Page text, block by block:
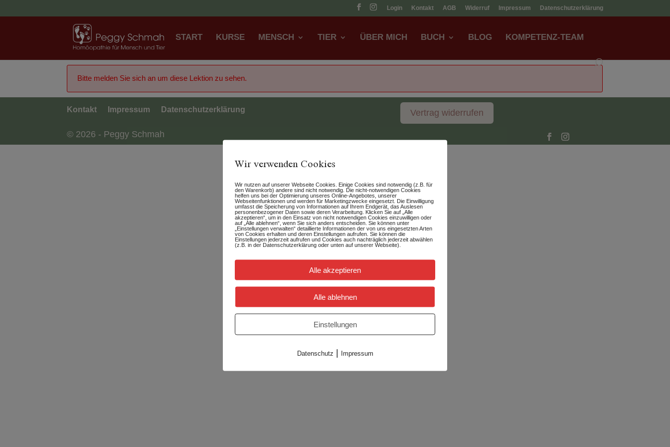
Login Kontakt AGB Widerruf Impressum Datenschutzerklärung
START KURSE MENSCH TIER ÜBER MICH BUCH BLOG KOMPETENZ-TEAM
Bitte melden Sie sich an um diese Lektion zu sehen.
Kontakt Impressum Datenschutzerklärung Vertrag widerrufen
© 2026 - Peggy Schmah
Wir verwenden Cookies
Wir nutzen auf unserer Webseite Cookies. Einige Cookies sind notwendig (z.B. für
den Warenkorb) andere sind nicht notwendig. Die nicht-notwendigen Cookies
helfen uns bei der Optimierung unseres Online-Angebotes, unserer
Webseitenfunktionen und werden für Marketingzwecke eingesetzt. Die Einwilligung
umfasst die Speicherung von Informationen auf Ihrem Endgerät, das Auslesen
personenbezogener Daten sowie deren Verarbeitung. Klicken Sie auf „Alle
akzeptieren“, um in den Einsatz von nicht notwendigen Cookies einzuwilligen oder
auf „Alle ablehnen“, wenn Sie sich anders entscheiden. Sie können unter
„Einstellungen verwalten“ detaillierte Informationen der von uns eingesetzten Arten
von Cookies erhalten und deren Einstellungen aufrufen. Sie können die
Einstellungen jederzeit aufrufen und Cookies auch nachträglich jederzeit abwählen
(z.B. in der Datenschutzerklärung oder unten auf unserer Webseite).
Alle akzeptieren
Alle ablehnen
Einstellungen
Datenschutz | Impressum